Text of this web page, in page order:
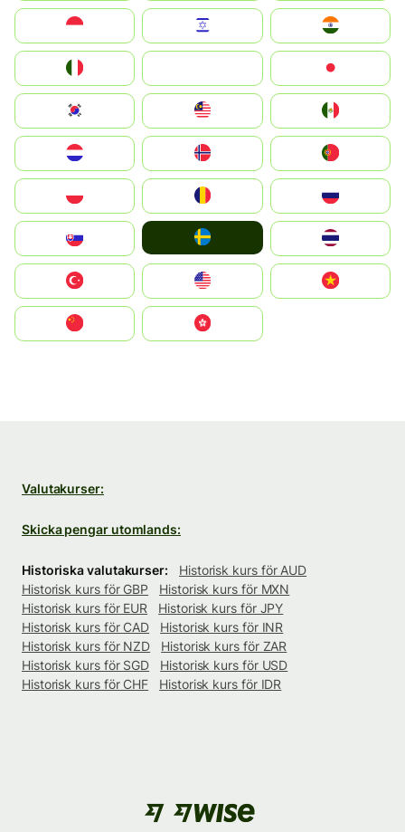
South Korea
United States
中國香港特別行政區
Valutakurser:
Skicka pengar utomlands:
Historiska valutakurser:
Historisk kurs för AUD
Historisk kurs för GBP
Historisk kurs för MXN
Historisk kurs för EUR
Historisk kurs för JPY
Historisk kurs för CAD
Historisk kurs för INR
Historisk kurs för NZD
Historisk kurs för ZAR
Historisk kurs för SGD
Historisk kurs för USD
Historisk kurs för CHF
Historisk kurs för IDR